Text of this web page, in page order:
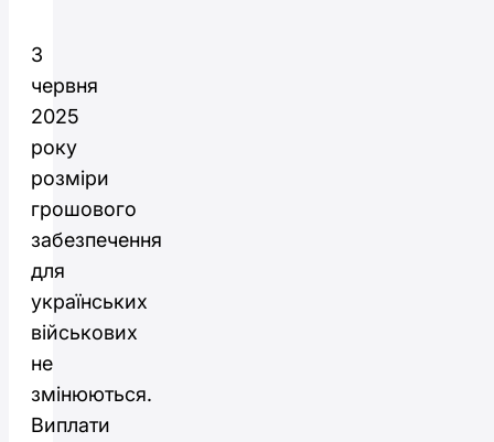
З
червня
2025
року
розміри
грошового
забезпечення
для
українських
військових
не
змінюються.
Виплати